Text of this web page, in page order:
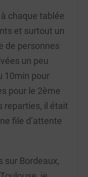
chaque tablée
et surtout un
de personnes
un peu
10min pour
pour le 2ème
reparties, il était
file d’attente
sur Bordeaux,